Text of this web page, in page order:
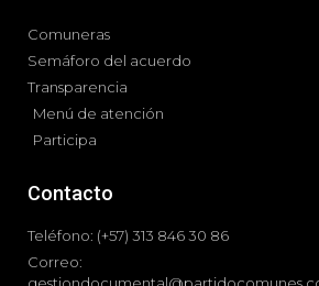
Comuneras
Semáforo del acuerdo
Transparencia
Menú de atención
Participa
Contacto
Teléfono: (+57) 313 846 30 86
Correo: